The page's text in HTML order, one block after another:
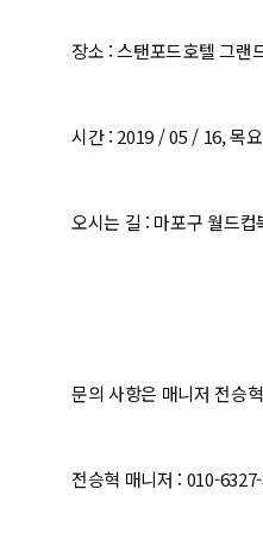
장소 : 스탠포드호텔 그랜
시간 : 2019 / 05 / 16, 목
오시는 길 : 마포구 월드
문의 사항은 매니저 전승
전승혁 매니저 : 010-